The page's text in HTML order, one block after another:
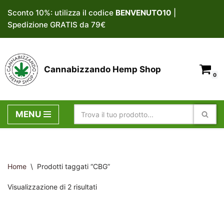
Vai
al
contenuto
Sconto 10%: utilizza il codice BENVENUTO10
Spedizione GRATIS da 79€
Cannabizzando Hemp Shop
0
MENU
Home \ Prodotti taggati “CBG”
Visualizzazione di 2 risultati